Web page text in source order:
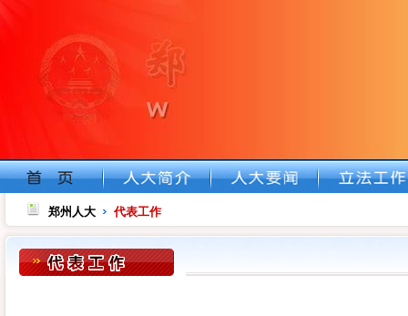
郑州人大 代表工作